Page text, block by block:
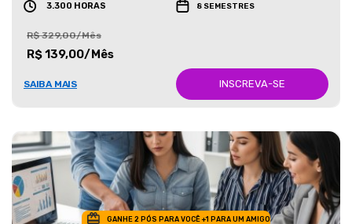
3.300 HORAS 8 SEMESTRES
R$ 329,00/Mês
R$ 139,00/Mês
SAIBA MAIS INSCREVA-SE
GANHE 2 PÓS PARA VOCÊ +1 PARA UM AMIGO